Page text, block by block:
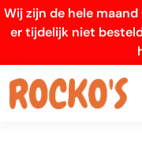
Wij zijn de hele
er tijdelijk niet